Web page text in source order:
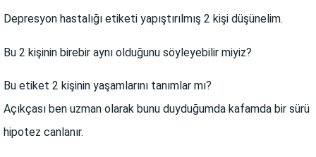
Depresyon hastalığı etiketi yapıştırılmış 2 kişi düşünelim.
Bu 2 kişinin birebir aynı olduğunu söyleyebilir miyiz?
Bu etiket 2 kişinin yaşamlarını tanımlar mı?
Açıkçası ben uzman olarak bunu duyduğumda kafamda bir sürü
hipotez canlanır.